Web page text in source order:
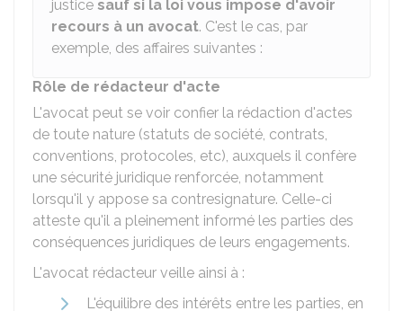
justice sauf si la loi vous impose d'avoir
recours à un avocat. C'est le cas, par
exemple, des affaires suivantes :
Rôle de rédacteur d'acte
L'avocat peut se voir confier la rédaction d'actes
de toute nature (statuts de société, contrats,
conventions, protocoles, etc), auxquels il confère
une sécurité juridique renforcée, notamment
lorsqu'il y appose sa contresignature. Celle-ci
atteste qu'il a pleinement informé les parties des
conséquences juridiques de leurs engagements.
L'avocat rédacteur veille ainsi à :
L'équilibre des intérêts entre les parties, en